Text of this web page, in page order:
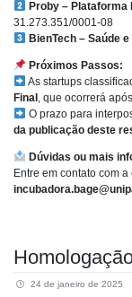
Proby – Plataforma
31.273.351/0001-08
BienTech – Saúde e
Próximos Passos:
As startups
Final , que ocorrerá
O prazo para
da publicação deste
Dúvidas ou mais
Entre em contato com
24 de janeiro de 2025